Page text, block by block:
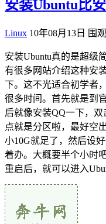
安装Ubuntu比
Linux 10年08月13日 围
安装Ubuntu真的是超级
有很多网站介绍这种安
下。这不光适合初学者
很多时间。首先就是到
后就像安装QQ一下，
点就是分区啦，最好空
小10G就足了，然后设
着办。大概要半个小时
重启后，就可以进入